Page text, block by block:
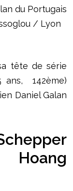
du Portugais
/ Lyon
tête de série
ans, 142ème)
Daniel Galan
Hoang